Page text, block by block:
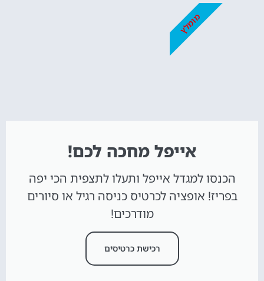
אייפל מחכה לכם!
הכנסו למגדל אייפל ותעלו לתצפית הכי יפה
בפריז! אופציה לכרטיס כניסה רגיל או סיורים
מודרכים!
רכישת כרטיסים
מומלץ